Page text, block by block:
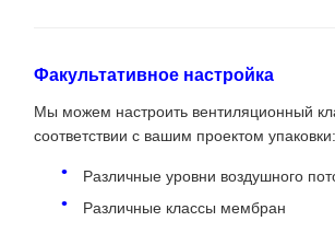
Факультативное настройка
Мы можем настроить вентиляционный
соответствии с вашим проектом упаковки:
Различные уровни воздушного
Различные классы мембран